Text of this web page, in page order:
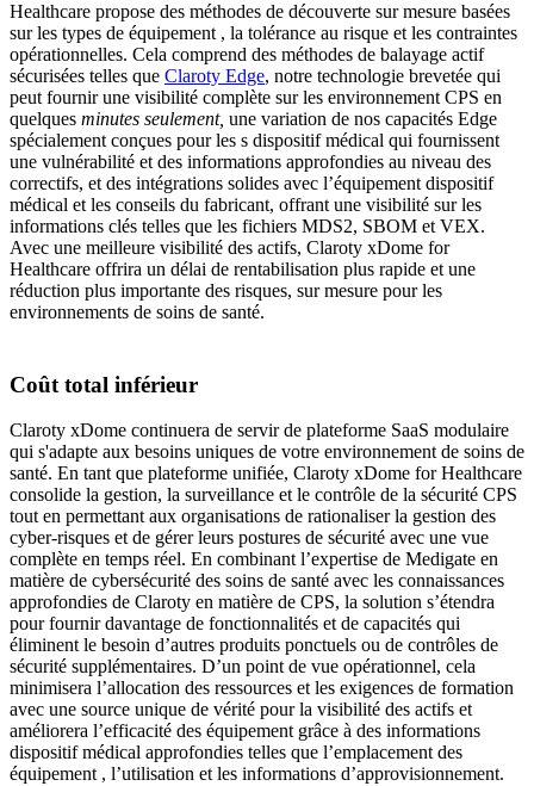
Healthcare propose des méthodes de découverte sur mesure basées
sur les types de équipement , la tolérance au risque et les contraintes
opérationnelles. Cela comprend des méthodes de balayage actif
sécurisées telles que Claroty Edge, notre technologie brevetée qui
peut fournir une visibilité complète sur les environnement CPS en
quelques minutes seulement, une variation de nos capacités Edge
spécialement conçues pour les s dispositif médical qui fournissent
une vulnérabilité et des informations approfondies au niveau des
correctifs, et des intégrations solides avec l’équipement dispositif
médical et les conseils du fabricant, offrant une visibilité sur les
informations clés telles que les fichiers MDS2, SBOM et VEX.
Avec une meilleure visibilité des actifs, Claroty xDome for
Healthcare offrira un délai de rentabilisation plus rapide et une
réduction plus importante des risques, sur mesure pour les
environnements de soins de santé.
Coût total inférieur
Claroty xDome continuera de servir de plateforme SaaS modulaire
qui s'adapte aux besoins uniques de votre environnement de soins de
santé. En tant que plateforme unifiée, Claroty xDome for Healthcare
consolide la gestion, la surveillance et le contrôle de la sécurité CPS
tout en permettant aux organisations de rationaliser la gestion des
cyber-risques et de gérer leurs postures de sécurité avec une vue
complète en temps réel. En combinant l’expertise de Medigate en
matière de cybersécurité des soins de santé avec les connaissances
approfondies de Claroty en matière de CPS, la solution s’étendra
pour fournir davantage de fonctionnalités et de capacités qui
éliminent le besoin d’autres produits ponctuels ou de contrôles de
sécurité supplémentaires. D’un point de vue opérationnel, cela
minimisera l’allocation des ressources et les exigences de formation
avec une source unique de vérité pour la visibilité des actifs et
améliorera l’efficacité des équipement grâce à des informations
dispositif médical approfondies telles que l’emplacement des
équipement , l’utilisation et les informations d’approvisionnement.